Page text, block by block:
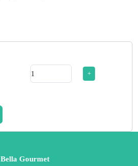
+
Bella Gourmet